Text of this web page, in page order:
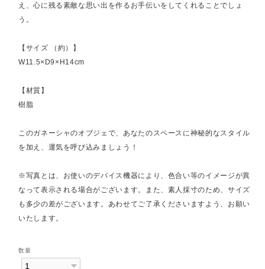
え、心に残る素敵な思い出を作るお手伝いをしてくれることでしょ
う。
【サイズ （約）】
W11.5×D9×H14cm
【材質】
樹脂
このガネーシャのオブジェで、あなたのスペースに神秘的なスタイル
を加え、運気を呼び込みましょう！
※写真とは、お使いのデバイス機器により、色合い等のイメージが異
なって表示される場合がございます。また、素人採寸のため、サイズ
も多少の差がございます。あわせてご了承くださいますよう、お願い
いたします。
数量